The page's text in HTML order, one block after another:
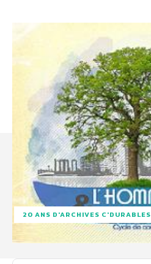
20 ANS D'ARCHIVES C'DURABLES